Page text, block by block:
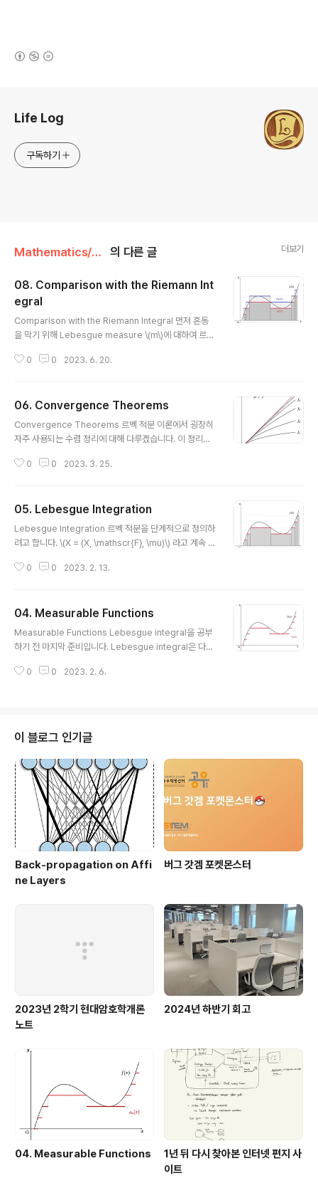
Life Log
구독하기
Mathematics/Measure Theory 의 다른 글 더보기
08. Comparison with the Riemann Int
egral
Comparison with the Riemann Integral 먼저 혼동
을 막기 위해 Lebesgue measure \(m\)에 대하여 르벡
\int_a^b f \,d{x}\] 와 같이 표기하고, 리만 적분은 \[\mat
유계라고 하자. \(f \in \mathcal{R}[a, b]\) 이면 \(f \in
\mathcal{L}^{1}[a, b]\) 이고 \(\displaystyle\int_a^b
f\,d{x} = \mathcal{R}\in..
0 0 2023. 6. 20.
06. Convergence Theorems
Convergence Theorems 르벡 적분 이론에서 굉장히
자주 사용되는 수렴 정리에 대해 다루겠습니다. 이 정리들
먼저 단조 수렴 정리(monotone convergence theor
row[0, \infty]\) 가 measurable이고 모든 \(x \in X\)
에 대하여 \(f_n(x) \leq f_{n+1}(x)\) 라 하자. \[\lim_{n
\rightarrow\infty} f_n(x) = \sup_{n} f_n(x) = f(x)\]
0 0 2023. 3. 25.
05. Lebesgue Integration
Lebesgue Integration 르벡 적분을 단계적으로 정의하
려고 합니다. \(X = (X, \mathscr{F}, \mu)\) 라고 계속 가
(X\), \(\mu\)는 \(\mathscr{F}\)의 measure 입니다. \
\mu_E = \mu|_{\mathscr{F}_E}\] 로 설정하고 \(\int =
\int_E\) 로 두어 (\(X, \mathscr{F}_E, \mu_E\)) 위에서
적분을 정의할 수 있습니다. 그러나 굳이 이렇게 하지 않아
0 0 2023. 2. 13.
04. Measurable Functions
Measurable Functions Lebesgue integral을 공부
하기 전 마지막 준비입니다. Lebesgue integral은 다음
게 3가지 요소가 있음을 확인할 수 있습니다. 바로 집합 \
이제부터 다루는 measurable function 관련 내용은 일
반적인 measurable space \((X, \mathscr{F})\)에서
논의합니다. 여기서 \(\mathscr{F}\)는 당연히 \(\sigma
\)-algebr..
0 0 2023. 2. 6.
이 블로그 인기글
Back-propagation on Affi
ne Layers
버그 갓겜 포켓몬스터
2023년 2학기 현대암호학개론
노트
2024년 하반기 회고
04. Measurable Functions
1년 뒤 다시 찾아본 인터넷 편지 사
이트